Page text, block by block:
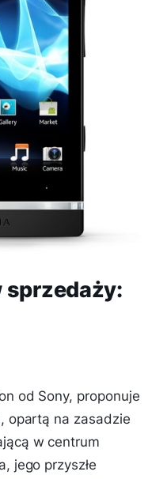
sprzedaży:
od Sony, proponuje
opartą na zasadzie
w centrum
jego przyszłe